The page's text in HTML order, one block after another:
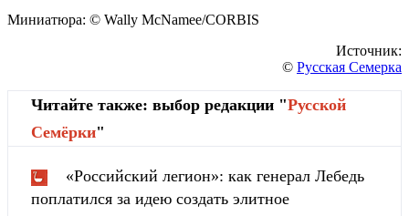
Миниатюра: © Wally McNamee/CORBIS
Источник:
© Русская Семерка
Читайте также: выбор редакции "Русской
Cемёрки"
«Российский легион»: как генерал Лебедь
поплатился за идею создать элитное